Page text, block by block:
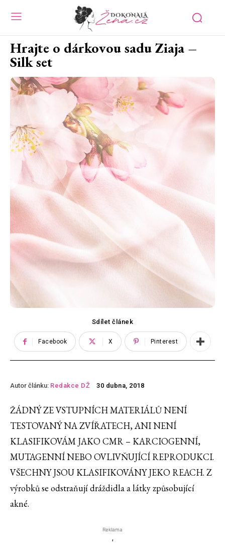
Hrajte o dárkovou sadu Ziaja –
Silk set
Sdílet článek
Facebook X Pinterest
Autor článku: Redakce DŽ 30 dubna, 2018
ŽÁDNÝ ZE VSTUPNÍCH MATERIÁLŮ NENÍ
TESTOVANÝ NA ZVÍŘATECH, ANI NENÍ
KLASIFIKOVÁM JAKO CMR – KARCIOGENNÍ,
MUTAGENNÍ NEBO OVLIVŇUJÍCÍ REPRODUKCI.
VŠECHNY JSOU KLASIFIKOVÁNY JEKO REACH. Z
výrobků se odstraňují dráždidla a látky způsobující
akné.
Reklama
'